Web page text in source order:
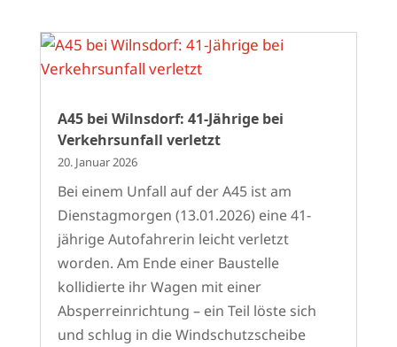
A45 bei Wilnsdorf: 41-Jährige bei
Verkehrsunfall verletzt
20. Januar 2026
Bei einem Unfall auf der A45 ist am
Dienstagmorgen (13.01.2026) eine 41-
jährige Autofahrerin leicht verletzt
worden. Am Ende einer Baustelle
kollidierte ihr Wagen mit einer
Absperreinrichtung – ein Teil löste sich
und schlug in die Windschutzscheibe